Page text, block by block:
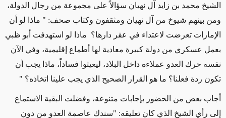
الشيخ محمد بن زايد آل نهيان سؤالاً على مجموعة من رجال الدولة،
ومن بينهم شيوخ من آل نهيان ومثقفون وكتاب صحف: " ماذا لو أن
الإمارات تعرضت لاعتداء في عقر دارها؟ ماذا لو استهدفت أبو ظبي
بعمل عسكري من دولة كبيرة معادية لها أطماع إقليمية، وفي الآن
نفسه حرك العدو عملاءه داخل البلاد، ليعيثوا فساداً، ماذا يجب أن
تكون ردة فعلنا؟ ما هو القرار الصحيح الذي يجب علينا اتخاذه؟ "
أجاب بعض من الحضور بإجابات متنوعة، وفضلت البقية الاستماع
إلى رأي الشيخ الذي كان تعليقه: "سندك عاصمة العدو من دون